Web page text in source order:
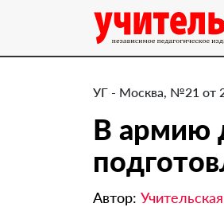
УГ - Москва, №21 от
В армию
Автор: